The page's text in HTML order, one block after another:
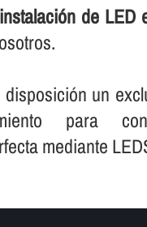
instalación de LED
un
para
mediante